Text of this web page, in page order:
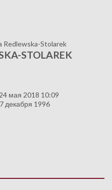
Redlewska-Stolarek
STOLAREK
24 мая 2018 10:09
7 декабря 1996